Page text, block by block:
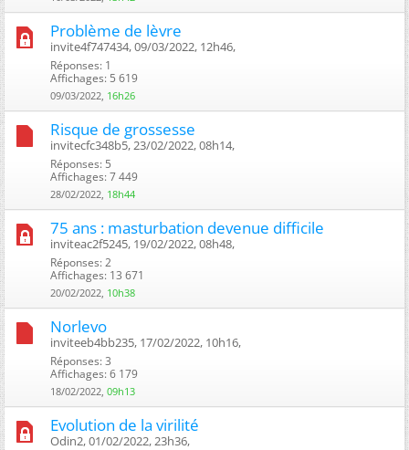
Problème de lèvre
invite4f747434, 09/03/2022, 12h46, ‎
Réponses: 1
Affichages: 5 619
09/03/2022, 16h26
Risque de grossesse
invitecfc348b5, 23/02/2022, 08h14, ‎
Réponses: 5
Affichages: 7 449
28/02/2022, 18h44
75 ans : masturbation devenue difficile
inviteac2f5245, 19/02/2022, 08h48, ‎
Réponses: 2
Affichages: 13 671
20/02/2022, 10h38
Norlevo
inviteeb4bb235, 17/02/2022, 10h16, ‎
Réponses: 3
Affichages: 6 179
18/02/2022, 09h13
Evolution de la virilité
Odin2, 01/02/2022, 23h36, ‎